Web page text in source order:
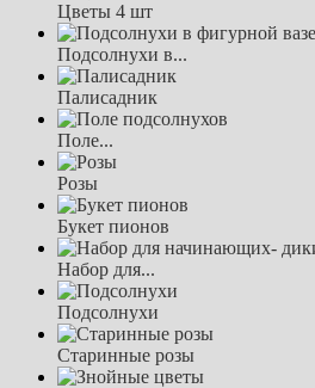
Цветы 4 шт
Подсолнухи в...
Палисадник
Поле...
Розы
Букет пионов
Набор для...
Подсолнухи
Старинные розы